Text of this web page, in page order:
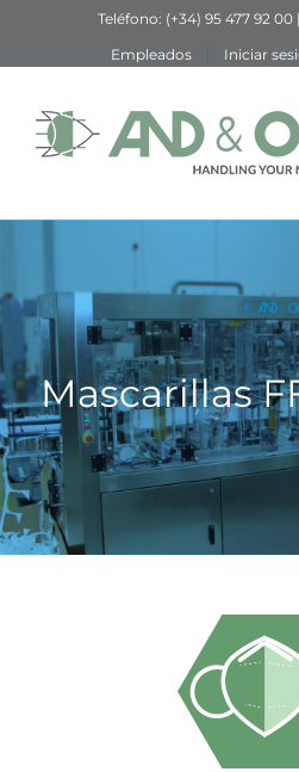
Teléfono: (+34) 95 477 92 00 |
Empleados
Iniciar
Mascarillas